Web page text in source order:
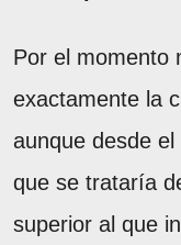
Por el momento
exactamente la
aunque desde
que se trataría
superior al que